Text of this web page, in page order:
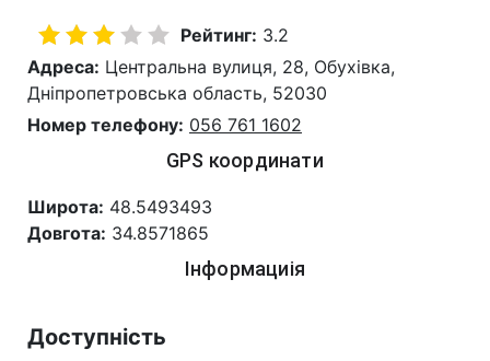
Рейтинг: 3.2
Адреса: Центральна вулиця, 28, Обухівка,
Дніпропетровська область, 52030
Номер телефону: 056 761 1602
GPS координати
Широта: 48.5493493
Довгота: 34.8571865
Інформациія
Доступність